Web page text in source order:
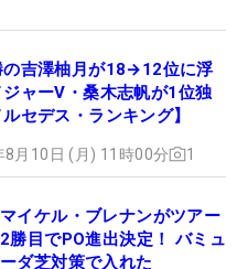
の吉澤柚月が18→12位に浮
ャーV・桑木志帆が1位独
セデス・ランキング】
8月10日 (月) 11時00分 1
マイケル・ブレナンがツアー
2勝目でPO進出決定！ バミュ
ーダ芝対策で入れた